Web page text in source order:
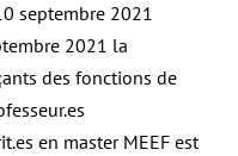
septembre 2021
2021 la
des fonctions de
en master MEEF est